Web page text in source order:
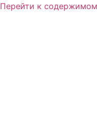
Перейти к